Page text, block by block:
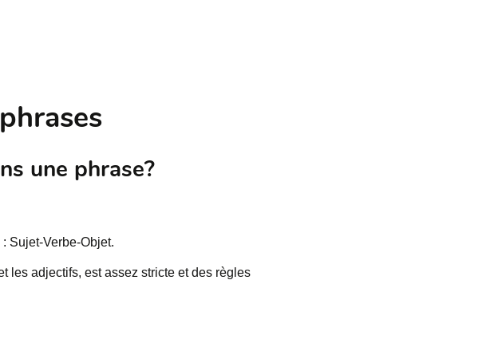
une phrase?
Sujet-Verbe-Objet.
les adjectifs, est assez stricte et des règles